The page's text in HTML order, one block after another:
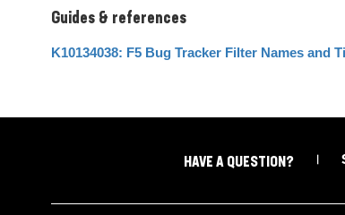
Guides & references
K10134038: F5 Bug Tracker Filter Names and
HAVE A QUESTION?